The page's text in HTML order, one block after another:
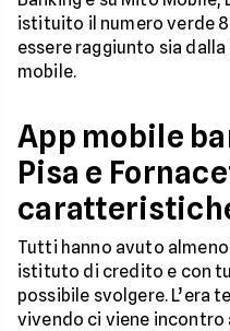
istituito il numero verde
essere raggiunto sia
mobile.
App mobile
Pisa e
Tutti hanno avuto
istituto di credito e con
possibile svolgere. L’era
vivendo ci viene incontro